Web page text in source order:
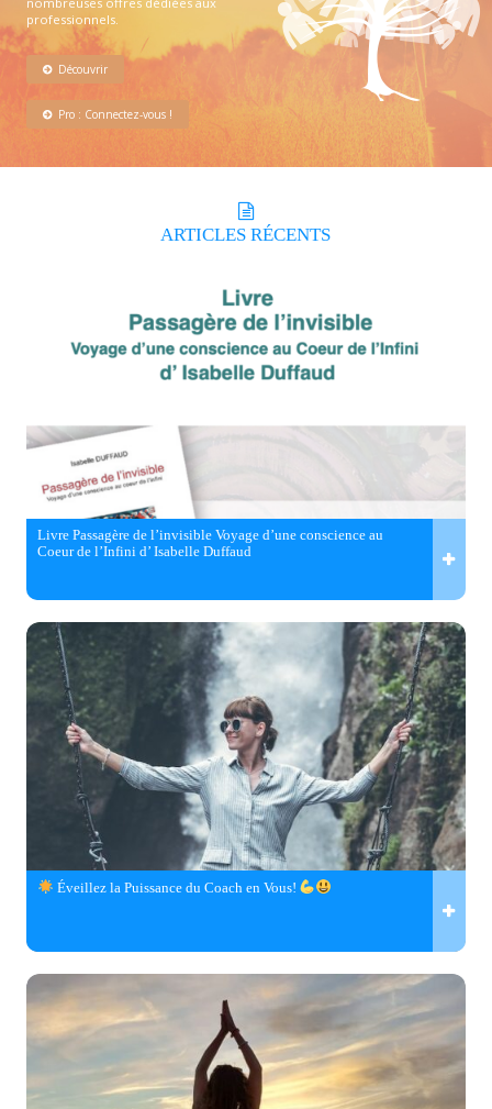
professionnels.
Découvrir
Pro : Connectez-vous !
ARTICLES RÉCENTS
Livre Passagère de l’invisible Voyage d’une conscience au
Coeur de l’Infini d’ Isabelle Duffaud
Éveillez la Puissance du Coach en Vous!